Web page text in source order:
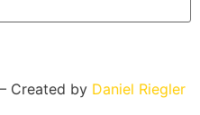
Created by Daniel Riegler